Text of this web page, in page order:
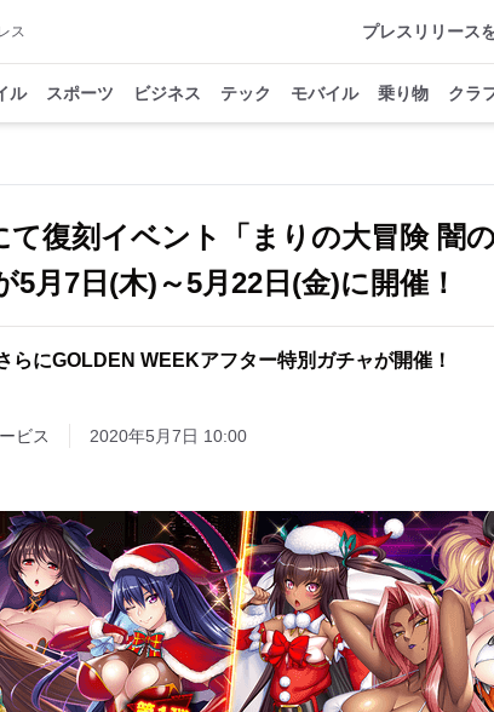
ス プレスリリース
ル スポーツ ビジネス テック モバイル 乗り物 クラ
て復刻イベント「まりの大冒険 闇
5月7日(木)～5月22日(金)に開催！
らにGOLDEN WEEKアフター特別ガチャが開催！
ビス 2020年5月7日 10:00